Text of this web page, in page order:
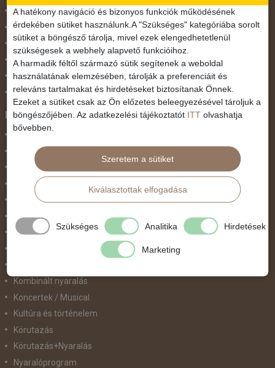
November 1.
Október 23.
Pünkösdi utazás
Szilveszter
Tavaszi szünet
Valentin nap
Programtípus
Belépőjegy
Egyéni út
Egzotikus út
Fesztiválok
Golfút
Gyalogtúra
Kombinált nyaralás
Koncertek / Musical
Kultúra és történelem
Körutazás
Körutazás+Nyaralás
Nyaralóprogram
A hatékony navigáció és bizonyos funkciók működésének
érdekében sütiket használunk.A "Szükséges" kategóriába sorolt
sütiket a böngésző tárolja, mivel ezek elengedhetetlenül
szükségesek a webhely alapvető funkcióihoz.
A harmadik féltől származó sütik segítenek a weboldal
használatának elemzésében, tárolják a preferenciáit és
releváns tartalmakat és hirdetéseket biztosítanak Önnek.
Ezeket a sütiket csak az Ön előzetes beleegyezésével tároljuk a
böngészőjében. Az adatkezelési tájékoztatót ITT olvashatja
bővebben.
Szeretem a sütiket
Kiválasztottak elfogadása
Szükséges Analitika Hirdetések
Marketing